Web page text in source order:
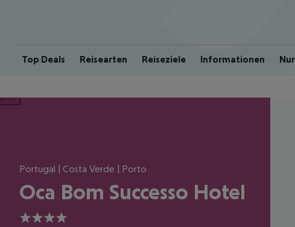
Top Deals Reisearten Reiseziele Informationen
Portugal | Costa Verde | Porto
Oca Bom Successo Hotel
4